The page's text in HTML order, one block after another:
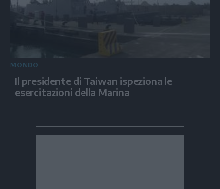
MONDO
Il presidente di Taiwan ispeziona le
esercitazioni della Marina